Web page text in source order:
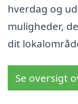
hverdag og
muligheder,
dit
Se oversigt